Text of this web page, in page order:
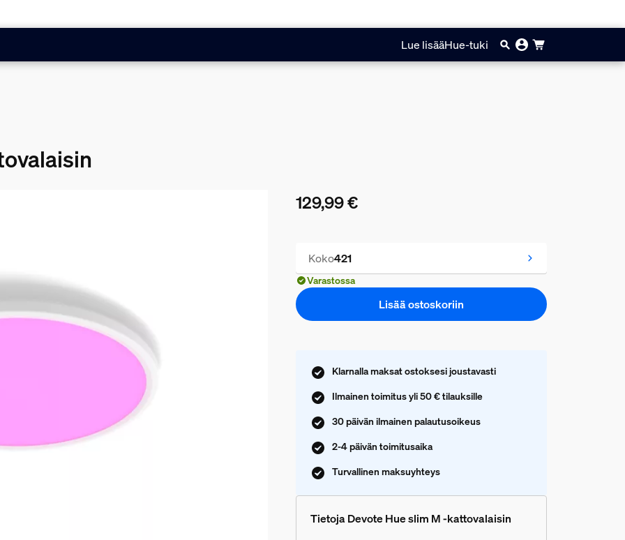
Lue lisääHue-tuki
129,99 €
Koko421
Varastossa
Lisää ostoskoriin
Klarnalla maksat ostoksesi joustavasti
Ilmainen toimitus yli 50 € tilauksille
30 päivän ilmainen palautusoikeus
2-4 päivän toimitusaika
Turvallinen maksuyhteys
Tietoja Devote Hue slim M -kattovalaisin